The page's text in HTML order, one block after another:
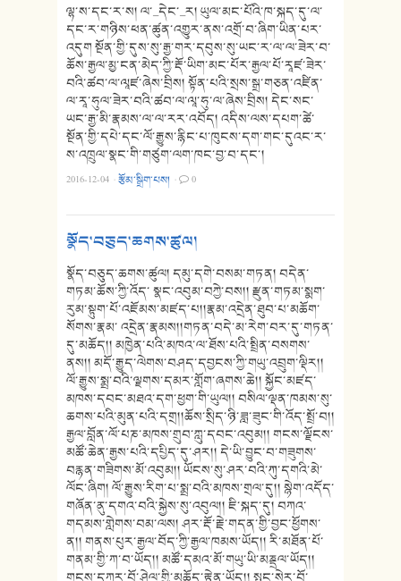
ལྷ་ས་དང་ར་ས། ལ་_དེང་_ར། ཡུལ་མང་པོའི་ཁ་སྐད་དུ་ལ་
དང་ར་གཉིས་ཕན་ཚུན་འགྱུར་ནས་འགྲོ་བ་ཞིག་ཡིན་པར་
འདུག སྔོན་གྱི་དུས་སུ་རྒྱ་གར་དབུས་སུ་ཡང་ར་ལ་ལ་ཟེར་བ་
ཆོས་རྒྱལ་མྱ་ངན་མེད་ཀྱི་རྡོ་ཡིག་མང་པོར་རྒྱལ་པོ་རཱཛ་ཟེར་
བའི་ཚབ་ལ་ལཱཛ་ཞེས་བྲིས། སྟོན་པའི་སྲས་སྒྲ་གཅན་འཛིན་
ལ་རཱ་ཧུལ་ཟེར་བའི་ཚབ་ལ་ལཱ་ཧུ་ལ་ཞེས་བྲིས། དེང་སང་
ཡང་རྒྱ་མི་རྣམས་ལ་ལ་རར་འབོད། འདིས་ལས་དཔག་ཚེ་
སྔོན་གྱི་དཔེ་དང་ལོ་རྒྱུས་རྙིང་པ་ཁུངས་དག་གང་དུའང་ར་
ས་འཁྲུལ་སྣང་གི་གཙུག་ལག་ཁང་བྱ་བ་དང་།
2016-12-04 ·རྩོམ་སྒྲིག་པས། · 0
སྣོད་བཅུད་ཆགས་ཚུལ།
སྣོད་བཅུད་ཆགས་ཚུལ། དམུ་དགེ་བསམ་གཏན། བདེན་
གཏམ་ཆོས་ཀྱི་འོད་ སྣང་འབུམ་བཀྱེ་བས།། རྫུན་གཏམ་སྨག་
རུམ་སྟུག་པོ་འཇོམས་མཛད་པ།།རྣམ་འདྲེན་ཐུབ་པ་མཆོག་
སོགས་རྣམ་ འདྲེན་རྣམས།།གཏན་བདེ་མ་རེག་བར་དུ་གཏན་
དུ་མཆོད།། མཁྱེན་པའི་མཁའ་ལ་ཐོས་པའི་སྤྲིན་བསགས་
ནས།། མདོ་རྒྱུད་ལེགས་བཤད་དབྱངས་ཀྱི་གཡུ་འབྲུག་ལྡིར།།
ལོ་རྒྱུས་སྨྲ་བའི་ལྗགས་དམར་གློག་ཞགས་ཆེ།། སྐྱོང་མཛད་
མཁས་དབང་མཐའ་དག་ཕྱག་གི་ཡུལ།། བསིལ་ལྡན་ཁམས་སུ་
ཆགས་པའི་མུན་པའི་དགྲ།།ཆོས་སྲིད་ཉི་ཟླ་ཟུང་གི་འོད་སྤྲོ་བ།།
རྒྱལ་བློན་ལོ་པཎ་མཁས་གྲུབ་ཀླུ་དབང་འབུམ།། གངས་ལྗོངས་
མཚོ་ཆེན་རྒྱས་པའི་དཔྱིད་དུ་ཤར།། དེ་ཡི་བྱུང་བ་གཟུགས་
བརྙན་གཟིགས་མོ་འབུམ།། ཡོངས་སུ་ཤར་བའི་ཀུ་དགའི་མེ་
ལོང་ཞིག། ལོ་རྒྱུས་རིག་པ་སྨྲ་བའི་མཁས་གྲལ་དུ།། སྙེག་འདོད་
གཞོན་ནུ་དགའ་བའི་སྐྱེས་སུ་འབུལ།། ཇི་སྐད་དུ། བཀའ་
གདམས་གླེགས་བམ་ལས། ཤར་རྡོ་རྗེ་གདན་གྱི་བྱང་ཕྱོགས་
ན།། གནས་པུར་རྒྱལ་བོད་ཀྱི་རྒྱལ་ཁམས་ཡོད།། རི་མཐོན་པོ་
གནམ་གྱི་ཀ་བ་ཡོད།། མཚོ་དམའ་མོ་གཡུ་ཡི་མཎྡྲལ་ཡོད།།
གངས་དཀར་བོ་ཤེལ་གྱི་མཆོད་རྟེན་ཡོད།། སྤང་སེར་བོ་